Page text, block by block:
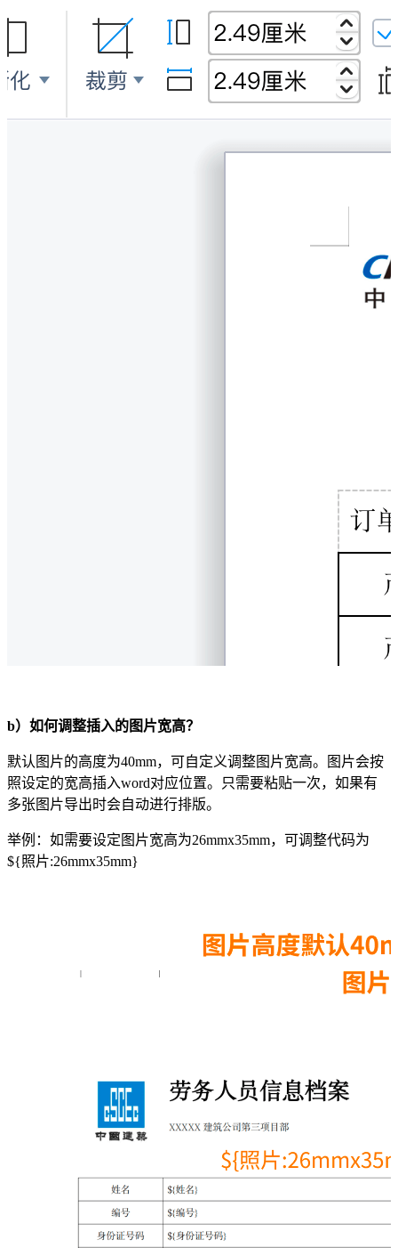
b）如何调整插入的图片宽高？
默认图片的高度为40mm，可自定义调整图片宽高。图片会按
照设定的宽高插入word对应位置。只需要粘贴一次，如果有
多张图片导出时会自动进行排版。
举例：如需要设定图片宽高为26mmx35mm，可调整代码为
${照片:26mmx35mm}